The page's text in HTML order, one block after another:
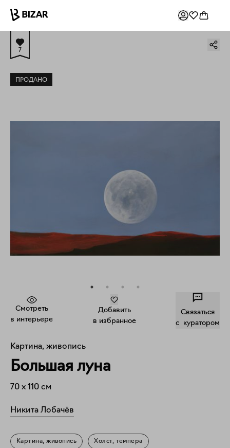
7
ПРОДАНО
Смотреть
в интерьере
Добавить
в избранное
Связаться
c куратором
Картина, живопись
Большая луна
70 x 110 см
Никита Лобачёв
Картина, живопись Холст, темпера